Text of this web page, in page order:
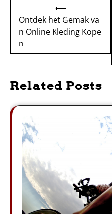
navigatie
⟵
Ontdek het Gemak va
n Online Kleding Kope
n
Related Posts